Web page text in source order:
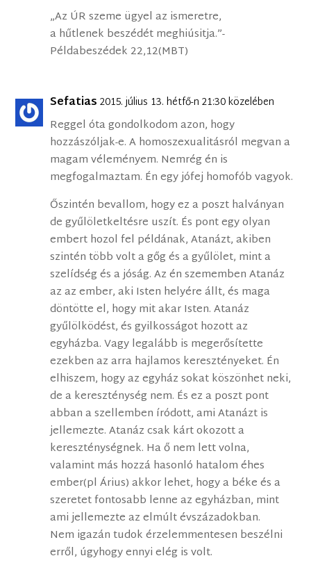
„Az ÚR szeme ügyel az ismeretre,
a hűtlenek beszédét meghiúsitja.”-
Példabeszédek 22,12(MBT)
Sefatias 2015. július 13. hétfő-n 21:30 közelében
Reggel óta gondolkodom azon, hogy
hozzászóljak-e. A homoszexualitásról megvan a
magam véleményem. Nemrég én is
megfogalmaztam. Én egy jófej homofób vagyok.
Őszintén bevallom, hogy ez a poszt halványan
de gyűlöletkeltésre uszít. És pont egy olyan
embert hozol fel példának, Atanázt, akiben
szintén több volt a gőg és a gyűlölet, mint a
szelídség és a jóság. Az én szememben Atanáz
az az ember, aki Isten helyére állt, és maga
döntötte el, hogy mit akar Isten. Atanáz
gyűlölködést, és gyilkosságot hozott az
egyházba. Vagy legalább is megerősítette
ezekben az arra hajlamos keresztényeket. Én
elhiszem, hogy az egyház sokat köszönhet neki,
de a kereszténység nem. És ez a poszt pont
abban a szellemben íródott, ami Atanázt is
jellemezte. Atanáz csak kárt okozott a
kereszténységnek. Ha ő nem lett volna,
valamint más hozzá hasonló hatalom éhes
ember(pl Árius) akkor lehet, hogy a béke és a
szeretet fontosabb lenne az egyházban, mint
ami jellemezte az elmúlt évszázadokban.
Nem igazán tudok érzelemmentesen beszélni
erről, úgyhogy ennyi elég is volt.